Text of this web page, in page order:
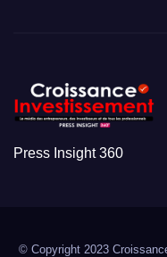
Press Insight 360
© Copyright 2023